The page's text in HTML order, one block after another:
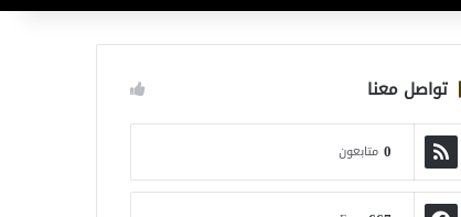
عن
تواصل معنا
0 متابعون